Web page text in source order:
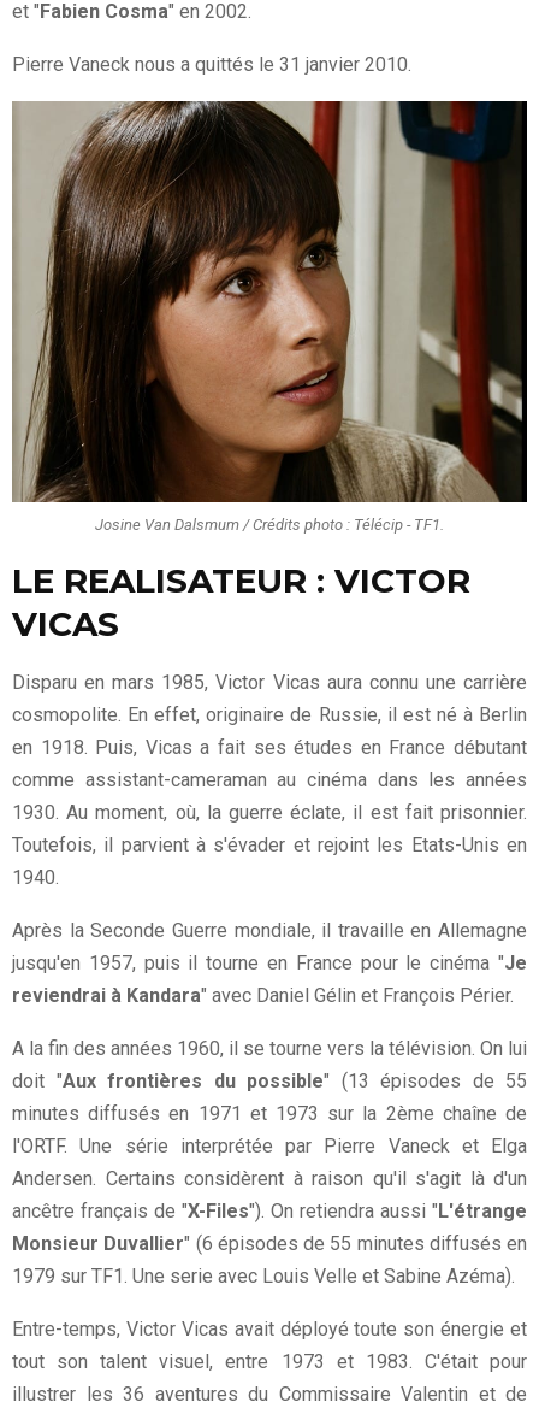
et " Fabien Cosma" en 2002.
Pierre Vaneck nous a quittés le 31 janvier 2010.
Josine Van Dalsmum / Crédits photo : Télécip - TF1.
LE REALISATEUR : VICTOR
VICAS
Disparu en mars 1985, Victor Vicas aura connu une carrière
cosmopolite. En effet, originaire de Russie, il est né à Berlin
en 1918. Puis, Vicas a fait ses études en France débutant
comme assistant-cameraman au cinéma dans les années
1930. Au moment, où, la guerre éclate, il est fait prisonnier.
Toutefois, il parvient à s'évader et rejoint les Etats-Unis en
1940.
Après la Seconde Guerre mondiale, il travaille en Allemagne
jusqu'en 1957, puis il tourne en France pour le cinéma "Je
reviendrai à Kandara" avec Daniel Gélin et François Périer.
A la fin des années 1960, il se tourne vers la télévision. On lui
doit "Aux frontières du possible" (13 épisodes de 55
minutes diffusés en 1971 et 1973 sur la 2ème chaîne de
l'ORTF. Une série interprétée par Pierre Vaneck et Elga
Andersen. Certains considèrent à raison qu'il s'agit là d'un
ancêtre français de "X-Files"). On retiendra aussi "L'étrange
Monsieur Duvallier" (6 épisodes de 55 minutes diffusés en
1979 sur TF1. Une serie avec Louis Velle et Sabine Azéma).
Entre-temps, Victor Vicas avait déployé toute son énergie et
tout son talent visuel, entre 1973 et 1983. C'était pour
illustrer les 36 aventures du Commissaire Valentin et de